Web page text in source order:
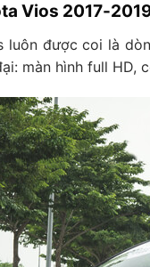
Vios 2017-
luôn được coi là
màn hình full HD,